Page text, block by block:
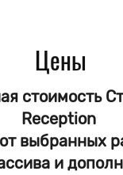
Ясень
размеров
цвета
- защита от
обьекта по РФ
Цены
стоимость
Reception
выбранных
и